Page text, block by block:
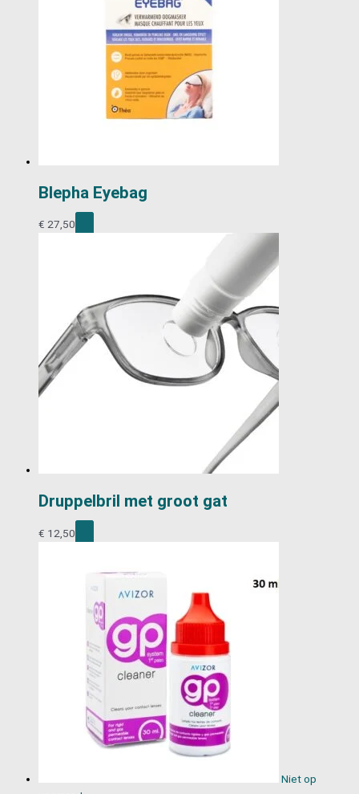
Blepha Eyebag
€ 27,50
Druppelbril met groot gat
€ 12,50
Niet op